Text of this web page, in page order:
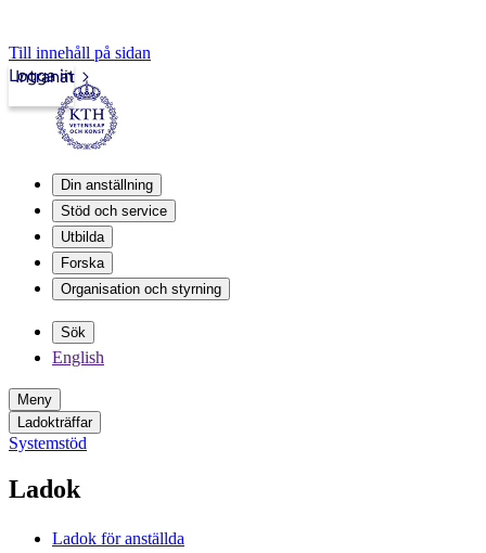
Till innehåll på sidan
Intranät
Logga in
Din anställning
Stöd och service
Utbilda
Forska
Organisation och styrning
Sök
English
Meny
Ladokträffar
Systemstöd
Ladok
Ladok för anställda